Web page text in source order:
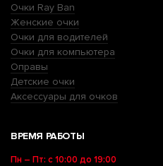
Очки Ray Ban
Женские очки
Очки для водителей
Очки для компьютера
Оправы
Детские очки
Аксессуары для очков
ВРЕМЯ РАБОТЫ
Пн – Пт: с 10:00 до 19:00